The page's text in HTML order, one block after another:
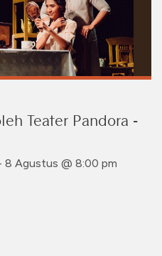
Teater Pandora -
8 Agustus @ 8:00 pm